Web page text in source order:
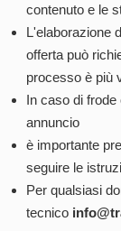
contenuto e le
L'elaborazione
offerta può
processo è più
In caso di
annuncio
è importante
seguire le
Per qualsiasi
tecnico